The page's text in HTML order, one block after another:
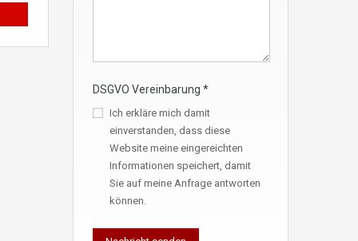
DSGVO Vereinbarung *
Ich erkläre mich damit
einverstanden, dass diese
Website meine eingereichten
Informationen speichert, damit
Sie auf meine Anfrage antworten
können.